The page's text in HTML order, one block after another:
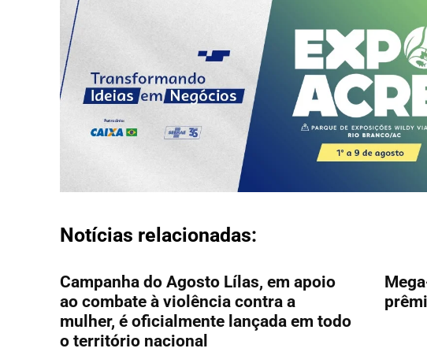
Notícias relacionadas:
Campanha do Agosto Lílas, em apoio
ao combate à violência contra a
mulher, é oficialmente lançada em todo
o território nacional